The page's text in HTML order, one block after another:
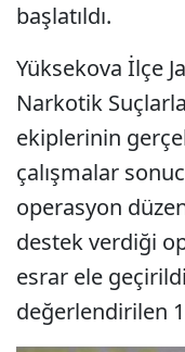
başlatıldı.
Yüksekova İlçe
Narkotik
ekiplerinin
çalışmalar
operasyon
destek verdiği
esrar ele
değerlendirilen